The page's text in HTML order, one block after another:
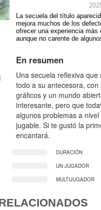
La secuela del título
mejora muchos de los
ofrecer una experiencia más
aunque no carente de
En resumen
Una secuela reflexiva que
todo a su antecesora, con
gráficos y un mundo
interesante, pero que
algunos problemas a
jugable. Si te gustó la
encantará.
DURACIÓN
UN JUGADOR
MULTIJUGADOR